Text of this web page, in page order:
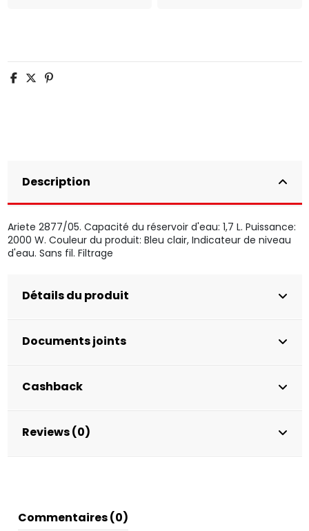
Description
Ariete 2877/05. Capacité du réservoir d'eau: 1,7 L. Puissance:
2000 W. Couleur du produit: Bleu clair, Indicateur de niveau
d'eau. Sans fil. Filtrage
Détails du produit
Documents joints
Cashback
Reviews (0)
Commentaires (0)